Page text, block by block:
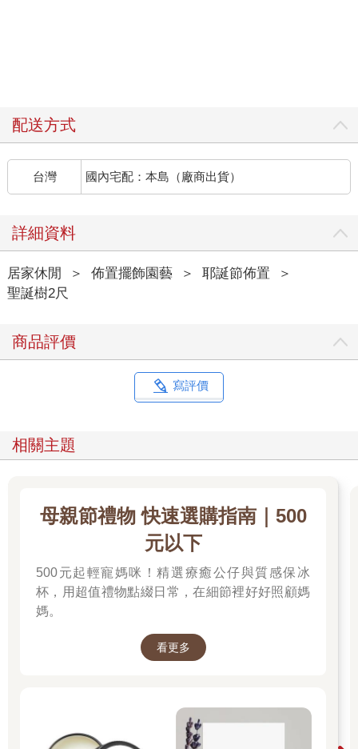
配送方式
台灣 國內宅配：本島（廠商出貨）
詳細資料
居家休閒 ＞ 佈置擺飾園藝 ＞ 耶誕節佈置
＞
聖誕樹2尺
商品評價
寫評價
相關主題
母親節禮物 快速選購指南｜500
元以下
500元起輕寵媽咪！精選療癒公仔與質感保冰
杯，用超值禮物點綴日常，在細節裡好好照顧媽
媽。
看更多